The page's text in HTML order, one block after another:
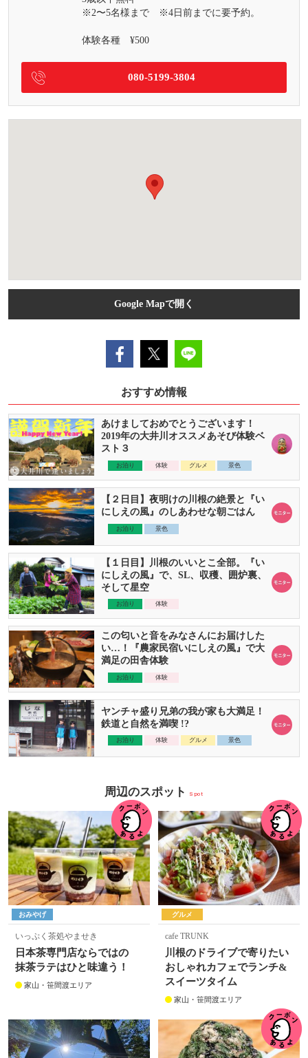
※2〜5名様まで ※4日前までに要予約。
体験各種 ¥500
080-5199-3804
Google Mapで開く
おすすめ情報
あけましておめでとうございます！
2019年の大井川オススメあそび体験ベ
スト３
お泊り 体験 グルメ 景色
【２日目】夜明けの川根の絶景と『い
にしえの風』のしあわせな朝ごはん
お泊り 景色
【１日目】川根のいいとこ全部。『い
にしえの風』で、SL、収穫、囲炉裏、
そして星空
お泊り 体験
この匂いと音をみなさんにお届けした
い…！『農家民宿いにしえの風』で大
満足の田舎体験
お泊り 体験
ヤンチャ盛り兄弟の我が家も大満足！
鉄道と自然を満喫 !?
お泊り 体験 グルメ 景色
周辺のスポット Spot
おみやげ
いっぷく茶処やませき
日本茶専門店ならではの
抹茶ラテはひと味違う！
家山・笹間渡エリア
グルメ
cafe TRUNK
川根のドライブで寄りたい
おしゃれカフェでランチ&
スイーツタイム
家山・笹間渡エリア